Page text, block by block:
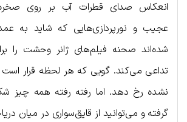
انعکاس صدای قطرات آب بر روی
عجیب و نورپردازی‌هایی که شاید به
شده‌اند صحنه فیلم‌های ژانر وحشت را
تداعی می‌کند. گویی که هر لحظه قرار
نشده رخ دهد. اما رفته رفته همه چیز
گرفته و می‌توانید از قایق‌سواری در میان